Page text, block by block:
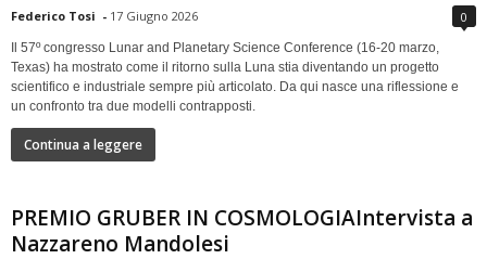
Federico Tosi - 17 Giugno 2026 0
Il 57º congresso Lunar and Planetary Science Conference (16-20 marzo,
Texas) ha mostrato come il ritorno sulla Luna stia diventando un progetto
scientifico e industriale sempre più articolato. Da qui nasce una riflessione e
un confronto tra due modelli contrapposti.
Continua a leggere
PREMIO GRUBER IN COSMOLOGIAIntervista a
Nazzareno Mandolesi